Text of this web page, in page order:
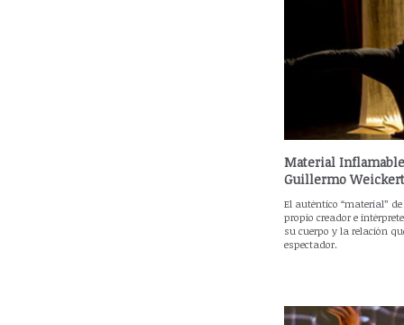
Material
Guillermo Weickert
El auténtico “material”
propio creador e
su cuerpo y la relación
espectador.